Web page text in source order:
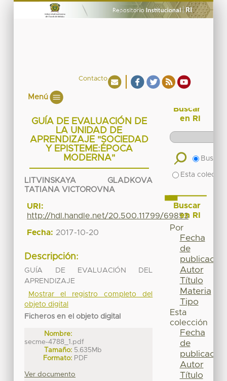
Contacto
Menú
GUÍA DE EVALUACIÓN DE
LA UNIDAD DE
APRENDIZAJE "SOCIEDAD
Y EPISTEME:ÉPOCA
MODERNA"
LITVINSKAYA GLADKOVA
TATIANA VICTOROVNA
URI:
http://hdl.handle.net/20.500.11799/69853
Fecha: 2017-10-20
Descripción:
GUÍA DE EVALUACIÓN DEL
APRENDIZAJE
Mostrar el registro completo del
objeto digital
Ficheros en el objeto digital
Nombre:
secme-4788_1.pdf
Tamaño: 5.635Mb
Formato: PDF
Ver documento
Buscar
en RI
Buscar
Esta
Buscar
en RI
Por
Fecha
de
publicación
Autor
Título
Materia
Tipo
Esta
colección
Fecha
de
publicación
Autor
Título